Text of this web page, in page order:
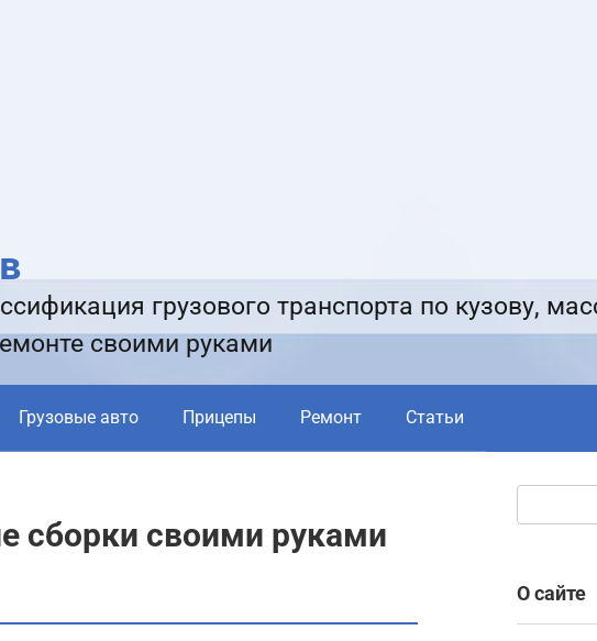
грузового транспорта по кузову,
своими руками
Грузовые авто Прицепы Ремонт Статьи
сборки своими руками
О сайте